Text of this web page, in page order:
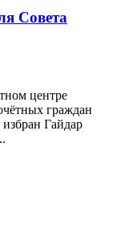
Совета
центре
граждан
Гайдар